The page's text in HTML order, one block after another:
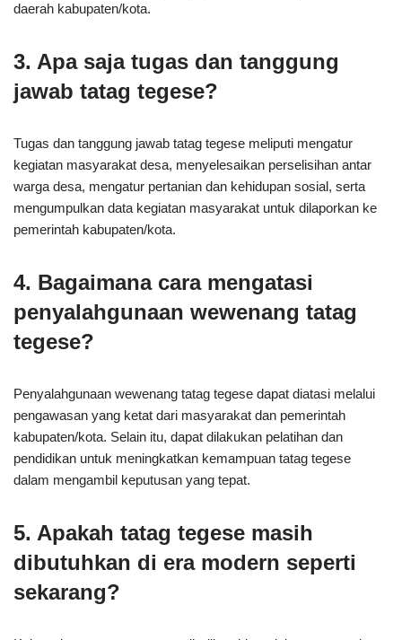
daerah kabupaten/kota.
3. Apa saja tugas dan tanggung
jawab tatag tegese?
Tugas dan tanggung jawab tatag tegese meliputi mengatur
kegiatan masyarakat desa, menyelesaikan perselisihan antar
warga desa, mengatur pertanian dan kehidupan sosial, serta
mengumpulkan data kegiatan masyarakat untuk dilaporkan ke
pemerintah kabupaten/kota.
4. Bagaimana cara mengatasi
penyalahgunaan wewenang tatag
tegese?
Penyalahgunaan wewenang tatag tegese dapat diatasi melalui
pengawasan yang ketat dari masyarakat dan pemerintah
kabupaten/kota. Selain itu, dapat dilakukan pelatihan dan
pendidikan untuk meningkatkan kemampuan tatag tegese
dalam mengambil keputusan yang tepat.
5. Apakah tatag tegese masih
dibutuhkan di era modern seperti
sekarang?